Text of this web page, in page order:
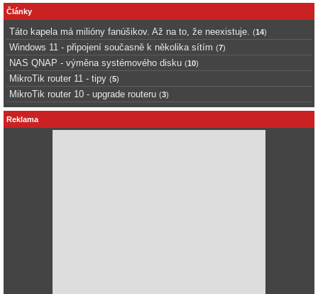
Články
Táto kapela má milióny fanúšikov. Až na to, že neexistuje. (14)
Windows 11 - připojení současně k několika sítím (7)
NAS QNAP - výměna systémového disku (10)
MikroTik router 11 - tipy (5)
MikroTik router 10 - upgrade routeru (3)
Reklama